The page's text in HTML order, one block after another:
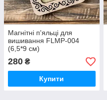
Магнітні п'яльці для
вишивання FLMP-004
(6,5*9 см)
280 ₴
Купити